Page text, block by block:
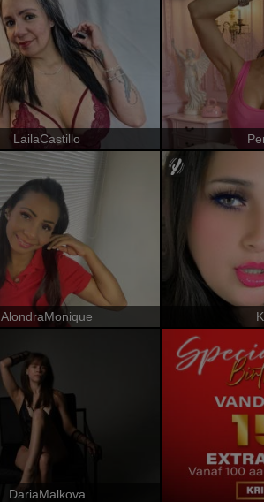
LailaCastillo
AlondraMonique
DariaMalkova